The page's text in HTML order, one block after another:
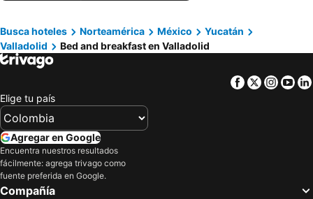
Busca hoteles Norteamérica México
Yucatán
Valladolid
Bed and breakfast en Valladolid
Facebook
Twitter
Elige tu país
Agregar en Google
Encuentra nuestros resultados
fácilmente: agrega trivago como
fuente preferida en Google.
Compañía